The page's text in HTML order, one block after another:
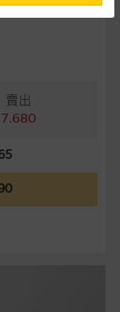
賣出
7.680
人風險
，且均以真誠提
閣下的目的而
之地方。網站內
，而毋須作出通
相信的假設及參
及參數並非唯一
公開資料或分析
任何所示的指示
真誠提供，然
確程度、完整性